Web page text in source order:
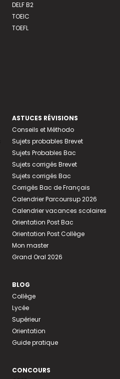
DELF B2
TOEIC
TOEFL
ASTUCES RÉVISIONS
Conseils et Méthodo
Sujets probables Brevet
Sujets Probables Bac
Sujets corrigés Brevet
Sujets corrigés Bac
Corrigés Bac de Français
Calendrier Parcoursup 2026
Calendrier vacances scolaires
Orientation Post Bac
Orientation Post Collège
Mon master
Grand Oral 2026
BLOG
Collège
Lycée
Supérieur
Orientation
Guide pratique
CONCOURS